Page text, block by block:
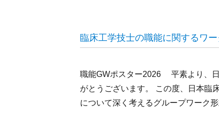
臨床工学技士の職能に関するワ
職能GWポスター2026 平素より、日
がとうございます。 この度、日本臨
について深く考えるグループワーク